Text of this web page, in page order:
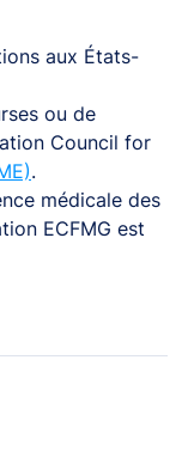
aux États-
ou de
Council for
.
médicale des
ECFMG est